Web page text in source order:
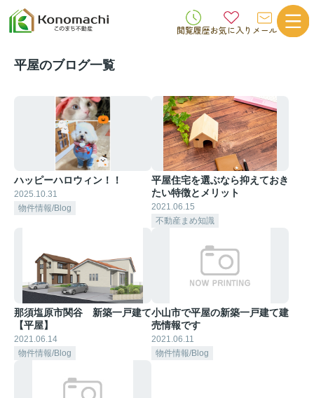
閲覧履歴お気に入り メール
平屋のブログ一覧
ハッピーハロウィン！！
2025.10.31
物件情報/Blog
平屋住宅を選ぶなら抑えておき
たい特徴とメリット
2021.06.15
不動産まめ知識
那須塩原市関谷 新築一戸建て
【平屋】
2021.06.14
物件情報/Blog
小山市で平屋の新築一戸建て建
売情報です
2021.06.11
物件情報/Blog